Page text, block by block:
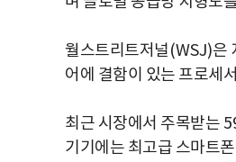
월스트리트저널(WSJ)은
어에 결함이 있는 프로세
최근 시장에서 주목받는
기기에는 최고급 스마트